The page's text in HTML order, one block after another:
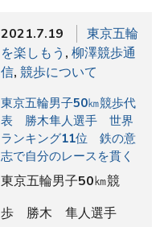
2021.7.19
東京五輪
を楽しもう , 柳澤競歩通
信, 競歩について
東京五輪男子50㎞競歩代
表 勝木隼人選手 世界
ランキング11位 鉄の意
志で自分のレースを貫く
東京五輪男子50㎞競
歩 勝木 隼人選手